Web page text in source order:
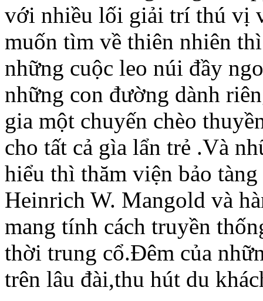
với nhiều lối giải trí thú vị
muốn tìm về thiên nhiên
những cuộc leo núi đầy
những con đường dành
gia một chuyến chèo
cho tất cả gìa lẩn trẻ .Và
hiểu thì thăm viện bảo
Heinrich W. Mangold và
mang tính cách truyền
thời trung cổ.Đêm của
trên lâu đài,thu hút du